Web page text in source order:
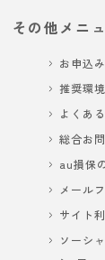
その他メニ
お申込
推奨環
よくあ
総合お
au損保
メール
サイト
ソーシ